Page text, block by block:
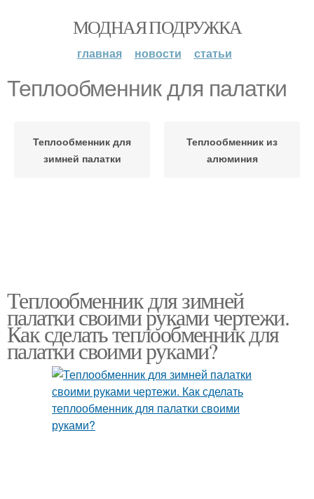
МОДНАЯ ПОДРУЖКА
главная новости статьи
Теплообменник для палатки
Теплообменник для
зимней палатки
Теплообменник из
алюминия
Теплообменник для зимней
палатки своими руками чертежи.
Как сделать теплообменник для
палатки своими руками?